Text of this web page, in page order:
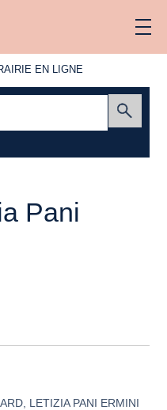
EN LIGNE
Pani
LETIZIA PANI ERMINI